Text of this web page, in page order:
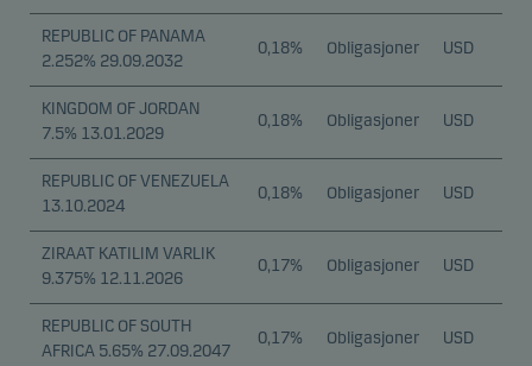
REPUBLIC OF PANAMA
2.252% 29.09.2032
0,18% Obligasjoner USD
KINGDOM OF JORDAN
7.5% 13.01.2029
0,18% Obligasjoner USD
REPUBLIC OF VENEZUELA
13.10.2024
0,18% Obligasjoner USD
ZIRAAT KATILIM VARLIK
9.375% 12.11.2026
0,17% Obligasjoner USD
REPUBLIC OF SOUTH
AFRICA 5.65% 27.09.2047
0,17% Obligasjoner USD